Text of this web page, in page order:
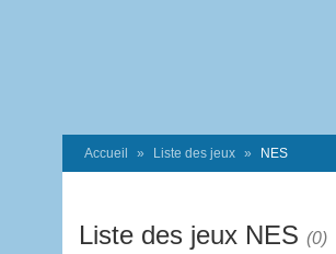
Accueil Liste des jeux NES
Liste des jeux NES (0)